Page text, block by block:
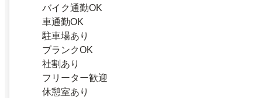
バイク通勤OK
車通勤OK
駐車場あり
ブランクOK
社割あり
フリーター歓迎
休憩室あり